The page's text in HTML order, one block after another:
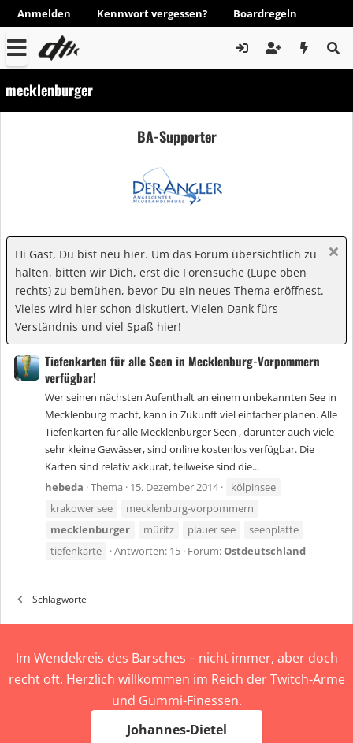
Anmelden Kennwort vergessen? Boardregeln
mecklenburger
BA-Supporter
Hi Gast, Du bist neu hier. Um das Forum übersichtlich zu
halten, bitten wir Dich, erst die Forensuche (Lupe oben
rechts) zu bemühen, bevor Du ein neues Thema eröffnest.
Vieles wird hier schon diskutiert. Vielen Dank fürs
Verständnis und viel Spaß hier!
Tiefenkarten für alle Seen in Mecklenburg-Vorpommern
verfügbar!
Wer seinen nächsten Aufenthalt an einem unbekannten See in
Mecklenburg macht, kann in Zukunft viel einfacher planen. Alle
Tiefenkarten für alle Mecklenburger Seen , darunter auch viele
sehr kleine Gewässer, sind online kostenlos verfügbar. Die
Karten sind relativ akkurat, teilweise sind die...
hebeda Thema 15. Dezember 2014
kölpinsee
krakower see
mecklenburg-vorpommern
mecklenburger
müritz plauer see
seenplatte
tiefenkarte
Antworten: 15 Forum:Ostdeutschland
Schlagworte
Im Wendekreis des Barsches – nicht immer, aber doch
recht oft. Herzlich willkommen im Reich der Twitch-Arme
und Gummi-Finessen.
Johannes-Dietel